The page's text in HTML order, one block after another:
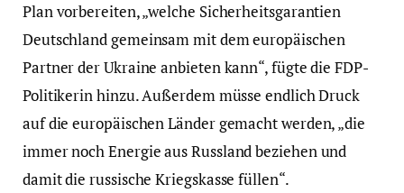
Plan vorbereiten, „welche Sicherheitsgarantien
Deutschland gemeinsam mit dem europäischen
Partner der Ukraine anbieten kann“, fügte die FDP-
Politikerin hinzu. Außerdem müsse endlich Druck
auf die europäischen Länder gemacht werden, „die
immer noch Energie aus Russland beziehen und
damit die russische Kriegskasse füllen“.